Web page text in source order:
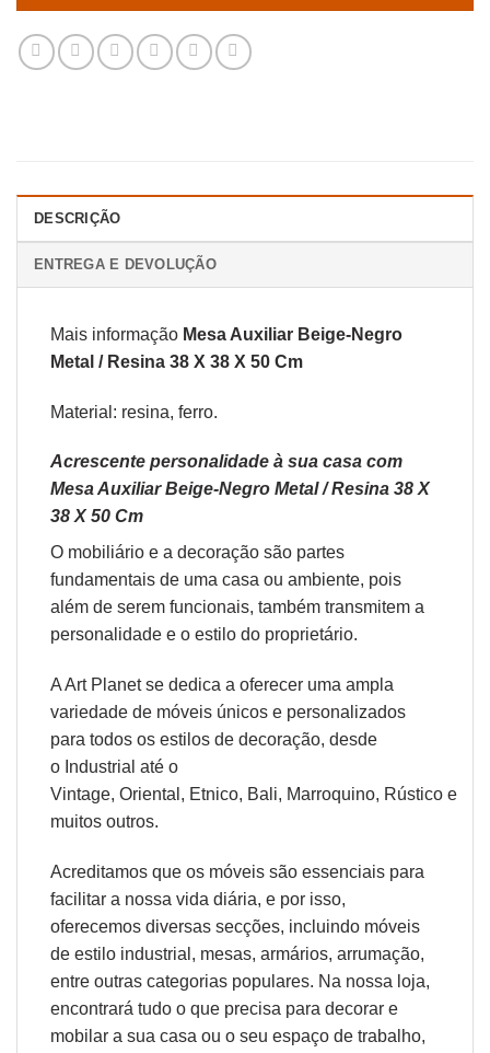
DESCRIÇÃO
ENTREGA E DEVOLUÇÃO
Mais informação Mesa Auxiliar Beige-Negro
Metal / Resina 38 X 38 X 50 Cm
Material: resina, ferro.
Acrescente personalidade à sua casa com
Mesa Auxiliar Beige-Negro Metal / Resina 38 X
38 X 50 Cm
O mobiliário e a decoração são partes
fundamentais de uma casa ou ambiente, pois
além de serem funcionais, também transmitem a
personalidade e o estilo do proprietário.
A Art Planet se dedica a oferecer uma ampla
variedade de móveis únicos e personalizados
para todos os estilos de decoração, desde
o Industrial até o
Vintage, Oriental , Etnico, Bali, Marroquino, Rústico e
muitos outros.
Acreditamos que os móveis são essenciais para
facilitar a nossa vida diária, e por isso,
oferecemos diversas secções, incluindo móveis
de estilo industrial, mesas, armários, arrumação,
entre outras categorias populares. Na nossa loja,
encontrará tudo o que precisa para decorar e
mobilar a sua casa ou o seu espaço de trabalho,